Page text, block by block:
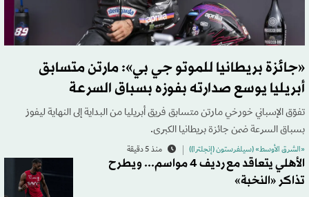
«جائزة بريطانيا للموتو جي بي»: مارتن متسابق
أبريليا يوسع صدارته بفوزه بسباق السرعة
تفوّق الإسباني خورخي مارتن متسابق فريق أبريليا من البداية إلى النهاية ليفوز
بسباق السرعة ضمن جائزة بريطانيا الكبرى.
«الشرق الأوسط» (سيلفرستون (إنجلترا)) منذ 5 دقيقة
الأهلي يتعاقد مع رديف 4 مواسم... ويطرح
تذاكر «النخبة»